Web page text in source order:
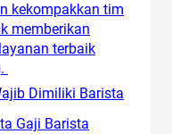
kekompakkan tim
memberikan
terbaik
Dimiliki Barista
Gaji Barista